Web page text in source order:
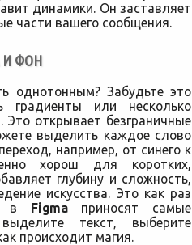
динамики. Он заставляет
части вашего сообщения.
И ФОН
однотонным? Забудьте это
градиенты или несколько
Это открывает безграничные
выделить каждое слово
например, от синего к
хорош для коротких,
глубину и сложность,
искусства. Это как раз
в Figmaприносят самые
текст, выберите
происходит магия.